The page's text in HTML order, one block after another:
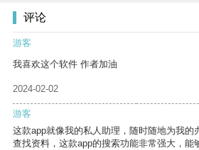
评论
游客
我喜欢这个软件 作者加油
2024-02-02
游客
这款app就像我的私人助理，随时随地为我的
查找资料，这款app的搜索功能非常强大，能